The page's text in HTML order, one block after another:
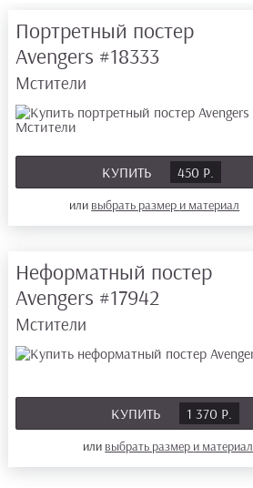
Портретный постер
Avengers #18333
Мстители
КУПИТЬ 450 Р.
или выбрать размер и материал
Неформатный постер
Avengers #17942
Мстители
КУПИТЬ 1 370 Р.
или выбрать размер и материал